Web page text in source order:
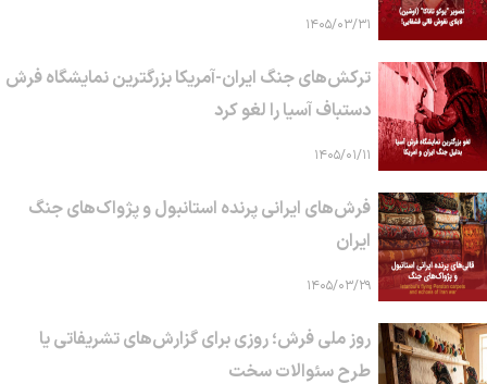
۱۴۰۵/۰۳/۳۱
ترکش‌های جنگ ایران-آمریکا بزرگترین نمایشگاه فرش
دستباف آسیا را لغو کرد
۱۴۰۵/۰۱/۱۱
فرش‌های ایرانی پرنده استانبول و پژواک‌های جنگ
ایران
۱۴۰۵/۰۳/۲۹
روز ملی فرش؛ روزی برای گزارش‌های تشریفاتی یا
طرح سئوالات سخت